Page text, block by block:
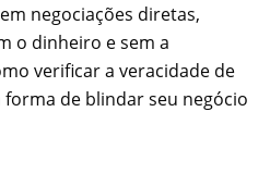
negociações diretas,
o dinheiro e sem a
verificar a veracidade de
de blindar seu negócio